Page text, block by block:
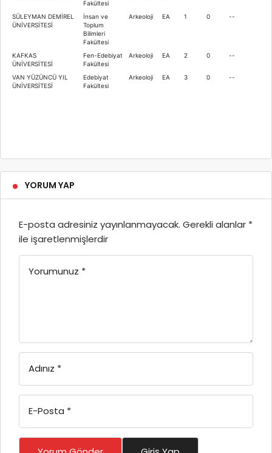
Fakültesi
SÜLEYMAN DEMİREL
ÜNİVERSİTESİ
İnsan ve
Toplum
Bilimleri
Fakültesi
Arkeoloji EA 1 0 --
KAFKAS
ÜNİVERSİTESİ
Fen-Edebiyat
Fakültesi
Arkeoloji EA 2 0 --
VAN YÜZÜNCÜ YIL
ÜNİVERSİTESİ
Edebiyat
Fakültesi
Arkeoloji EA 3 0 --
YORUM YAP
E-posta adresiniz yayınlanmayacak. Gerekli alanlar *
ile işaretlenmişlerdir
Yorumunuz *
Adınız *
E-Posta *